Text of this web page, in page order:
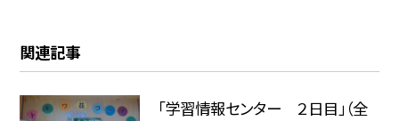
関連記事
「学習情報センター ２日目」（全